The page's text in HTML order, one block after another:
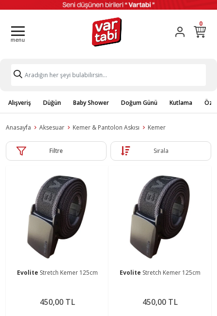
0
Alışveriş Düğün Baby Shower Doğum Günü Kutlama
Anasayfa Aksesuar Kemer & Pantolon Askısı Kemer
Filtre Sırala
Evolite Stretch Kemer 125cm
450,00 TL
Evolite Stretch Kemer 125cm
450,00 TL